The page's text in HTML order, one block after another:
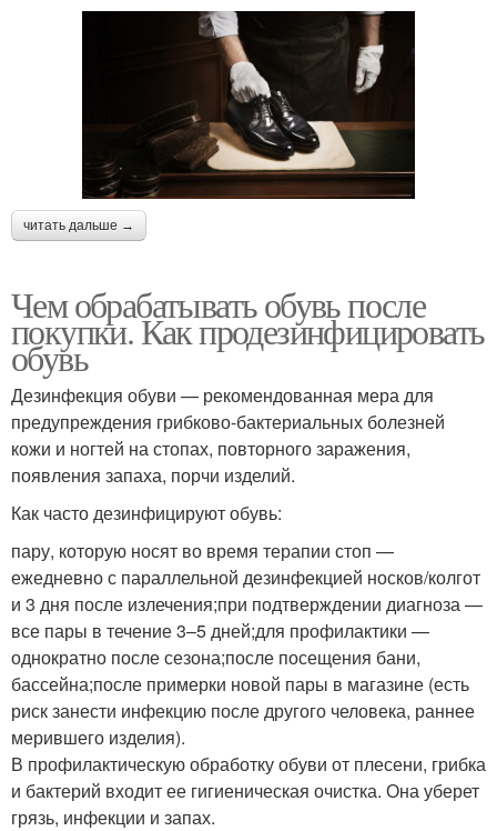
читать дальше →
Чем обрабатывать обувь после
покупки. Как продезинфицировать
обувь
Дезинфекция обуви — рекомендованная мера для
предупреждения грибково-бактериальных болезней
кожи и ногтей на стопах, повторного заражения,
появления запаха, порчи изделий.
Как часто дезинфицируют обувь:
пару, которую носят во время терапии стоп —
ежедневно с параллельной дезинфекцией носков/колгот
и 3 дня после излечения;при подтверждении диагноза —
все пары в течение 3–5 дней;для профилактики —
однократно после сезона;после посещения бани,
бассейна;после примерки новой пары в магазине (есть
риск занести инфекцию после другого человека, раннее
мерившего изделия).
В профилактическую обработку обуви от плесени, грибка
и бактерий входит ее гигиеническая очистка. Она уберет
грязь, инфекции и запах.